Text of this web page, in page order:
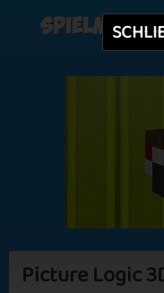
Spielmit
Picture Logic